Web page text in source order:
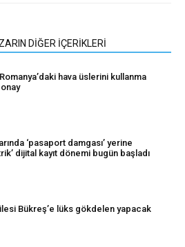
DİĞER İÇERİKLERİ
hava üslerini kullanma
‘pasaport damgası’ yerine
dijital kayıt dönemi bugün başladı
Bükreş’e lüks gökdelen yapacak